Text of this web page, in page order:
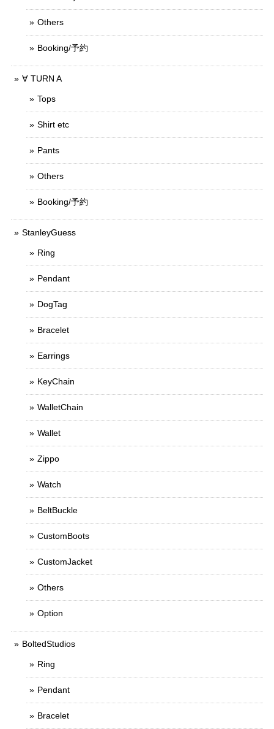
Others
Booking/予約
∀ TURN A
Tops
Shirt etc
Pants
Others
Booking/予約
StanleyGuess
Ring
Pendant
DogTag
Bracelet
Earrings
KeyChain
WalletChain
Wallet
Zippo
Watch
BeltBuckle
CustomBoots
CustomJacket
Others
Option
BoltedStudios
Ring
Pendant
Bracelet